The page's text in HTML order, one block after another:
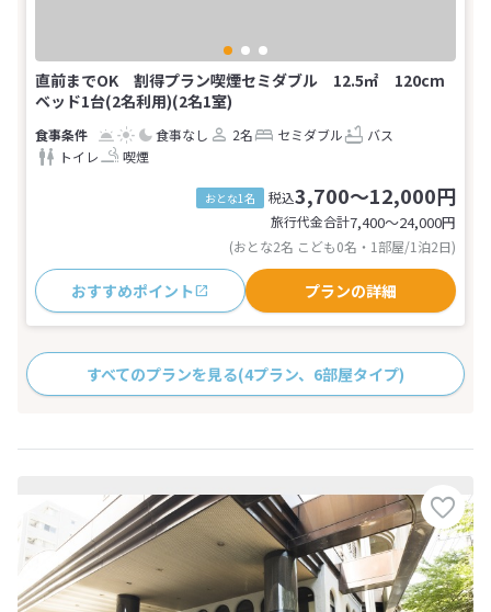
直前までOK 割得プラン喫煙セミダブル 12.5㎡ 120cm
ベッド1台(2名利用)(2名1室)
食事なし 2名 セミダブル
バス
トイレ
喫煙
おとな1名 税込3,700～12,000円
旅行代金合計7,400〜24,000円
(おとな2名 こども0名・1部屋/1泊2日)
おすすめポイント プランの詳細
すべてのプランを見る(4プラン、6部屋タイプ)